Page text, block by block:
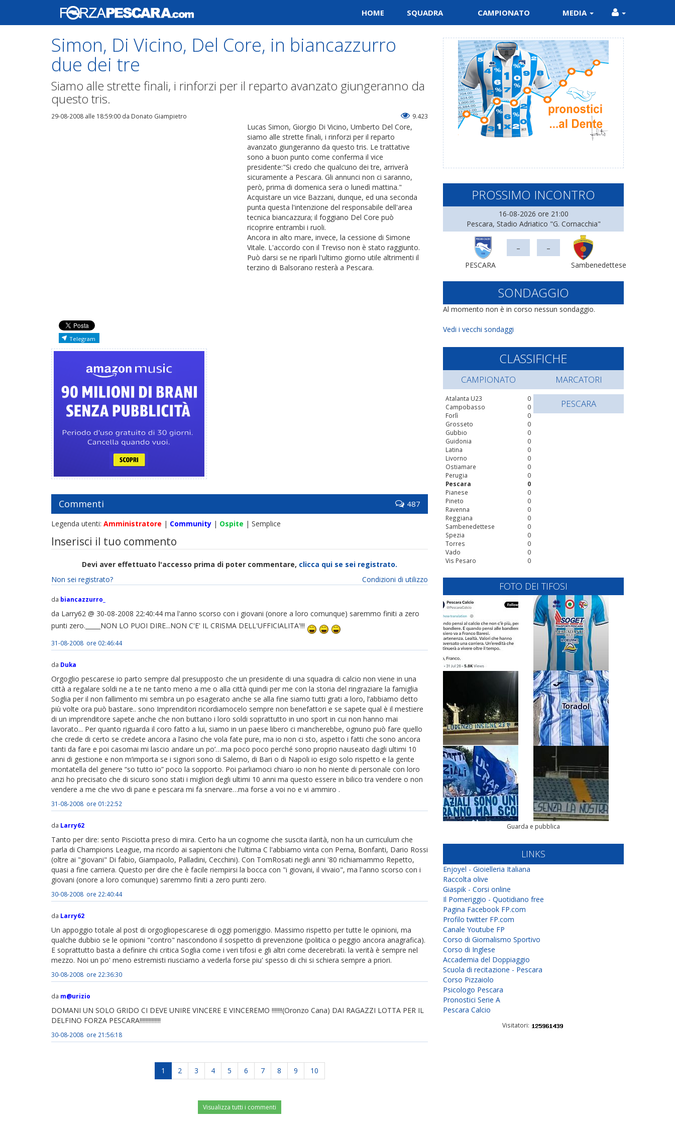
HOME SQUADRA CAMPIONATO MEDIA
Simon, Di Vicino, Del Core, in biancazzurro
due dei tre
Siamo alle strette finali, i rinforzi per il reparto avanzato giungeranno da
questo tris.
29-08-2008 alle 18:59:00 da Donato Giampietro 9.423
Lucas Simon, Giorgio Di Vicino, Umberto Del Core,
siamo alle strette finali, i rinforzi per il reparto
avanzato giungeranno da questo tris. Le trattative
sono a buon punto come conferma il vice
presidente:"Si credo che qualcuno dei tre, arriverà
sicuramente a Pescara. Gli annunci non ci saranno,
però, prima di domenica sera o lunedì mattina."
Acquistare un vice Bazzani, dunque, ed una seconda
punta questa l'intenzione del responsabile dell'area
tecnica biancazzura; il foggiano Del Core può
ricoprire entrambi i ruoli.
Ancora in alto mare, invece, la cessione di Simone
Vitale. L'accordo con il Treviso non è stato raggiunto.
Può darsi se ne riparli l'ultimo giorno utile altrimenti il
terzino di Balsorano resterà a Pescara.
Telegram
Commenti 487
Legenda utenti: Amministratore | Community | Ospite | Semplice
Inserisci il tuo commento
Devi aver effettuato l'accesso prima di poter commentare, clicca qui se sei registrato.
Condizioni di utilizzo
Non sei registrato?
da biancazzurro_
da Larry62 @ 30-08-2008 22:40:44 ma l'anno scorso con i giovani (onore a loro comunque) saremmo finiti a zero
punti zero._____NON LO PUOI DIRE...NON C'E' IL CRISMA DELL'UFFICIALITA'!!!
31-08-2008 ore 02:46:44
da Duka
Orgoglio pescarese io parto sempre dal presupposto che un presidente di una squadra di calcio non viene in una
città a regalare soldi ne a te ne tanto meno a me o alla città quindi per me con la storia del ringraziare la famiglia
Soglia per il non fallimento mi sembra un po esagerato anche se alla fine siamo tutti grati a loro, l’abbiamo detto
più volte ora può bastare.. sono Imprenditori ricordiamocelo sempre non benefattori e se sapete qual è il mestiere
di un imprenditore sapete anche che non buttano i loro soldi soprattutto in uno sport in cui non hanno mai
lavorato... Per quanto riguarda il coro fatto a lui, siamo in un paese libero ci mancherebbe, ognuno può fare quello
che crede di certo se credete ancora a l’asino che vola fate pure, ma io non ci sto, aspetto i fatti che sono ancora
tanti da fare e poi casomai mi lascio andare un po’…ma poco poco perché sono proprio nauseato dagli ultimi 10
anni di gestione e non m’importa se i signori sono di Salerno, di Bari o di Napoli io esigo solo rispetto e la gente
montatella del genere “so tutto io” poco la sopporto. Poi parliamoci chiaro io non ho niente di personale con loro
anzi ho precisato che di sicuro sono stati i migliori degli ultimi 10 anni ma questo essere in bilico tra vendere o non
vendere a me che vivo di pane e pescara mi fa snervare…ma forse a voi no e vi ammiro .
31-08-2008 ore 01:22:52
da Larry62
Tanto per dire: sento Pisciotta preso di mira. Certo ha un cognome che suscita ilarità, non ha un curriculum che
parla di Champions League, ma ricordo ai sapientoni che l'ultima C l'abbiamo vinta con Perna, Bonfanti, Dario Rossi
(oltre ai "giovani" Di fabio, Giampaolo, Palladini, Cecchini). Con TomRosati negli anni '80 richiamammo Repetto,
quasi a fine carriera. Questo per dire che è facile riempirsi la bocca con "i giovani, il vivaio", ma l'anno scorso con i
giovani (onore a loro comunque) saremmo finiti a zero punti zero.
30-08-2008 ore 22:40:44
da Larry62
Un appoggio totale al post di orgogliopescarese di oggi pomeriggio. Massimo rispetto per tutte le opinioni, ma
qualche dubbio se le opinioni "contro" nascondono il sospetto di prevenzione (politica o peggio ancora anagrafica).
E soprattutto basta a definire chi critica Soglia come i veri tifosi e gli altri come decerebrati. la verità è sempre nel
mezzo. Noi un po' meno estremisti riusciamo a vederla forse piu' spesso di chi si schiera sempre a priori.
30-08-2008 ore 22:36:30
da m@urizio
DOMANI UN SOLO GRIDO CI DEVE UNIRE VINCERE E VINCEREMO !!!!!!!(Oronzo Cana) DAI RAGAZZI LOTTA PER IL
DELFINO FORZA PESCARA!!!!!!!!!!!!!!
30-08-2008 ore 21:56:18
1 2 3 4 5 6 7 8 9 10
Visualizza tutti i commenti
PROSSIMO INCONTRO
16-08-2026 ore 21:00
Pescara, Stadio Adriatico "G. Cornacchia"
PESCARA
- -
Sambenedettese
SONDAGGIO
Al momento non è in corso nessun sondaggio.
Vedi i vecchi sondaggi
CLASSIFICHE
CAMPIONATO
0
Atalanta U23
0
Campobasso
0
Forlì
0
Grosseto
0
Gubbio
0
Guidonia
0
Latina
0
Livorno
0
Ostiamare
0
Perugia
0
Pescara
0
Pianese
0
Pineto
0
Ravenna
0
Reggiana
0
Sambenedettese
0
Spezia
0
Torres
0
Vado
0
Vis Pesaro
MARCATORI
PESCARA
FOTO DEI TIFOSI
Guarda e pubblica
LINKS
Enjoyel - Gioielleria Italiana
Raccolta olive
Giaspik - Corsi online
Il Pomeriggio - Quotidiano free
Pagina Facebook FP.com
Profilo twitter FP.com
Canale Youtube FP
Corso di Giornalismo Sportivo
Corso di Inglese
Accademia del Doppiaggio
Scuola di recitazione - Pescara
Corso Pizzaiolo
Psicologo Pescara
Pronostici Serie A
Pescara Calcio
Visitatori: